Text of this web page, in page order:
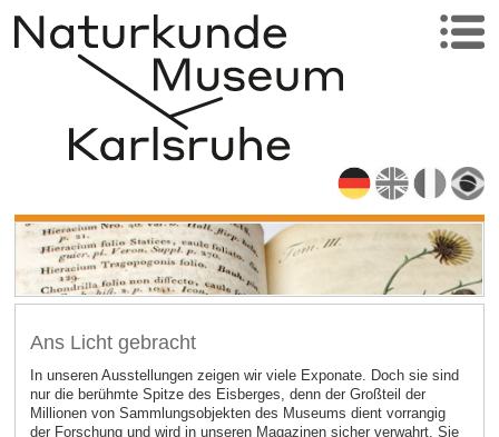
Ans Licht gebracht
In unseren Ausstellungen zeigen wir viele Exponate. Doch sie sind
nur die berühmte Spitze des Eisberges, denn der Großteil der
Millionen von Sammlungsobjekten des Museums dient vorrangig
der Forschung und wird in unseren Magazinen sicher verwahrt. Sie